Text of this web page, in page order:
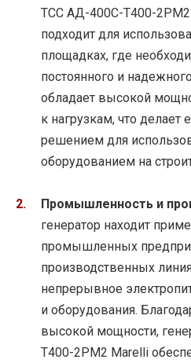
ТСС АД-400С-Т400-2РМ2
подходит для
площадках, где
постоянного и
обладает высокой
к нагрузкам, что делает
решением для
оборудованием на
Промышленность и
генератор находит
промышленных
производственных
непрерывное
и оборудования.
высокой мощности,
Т400-2РМ2 Marelli